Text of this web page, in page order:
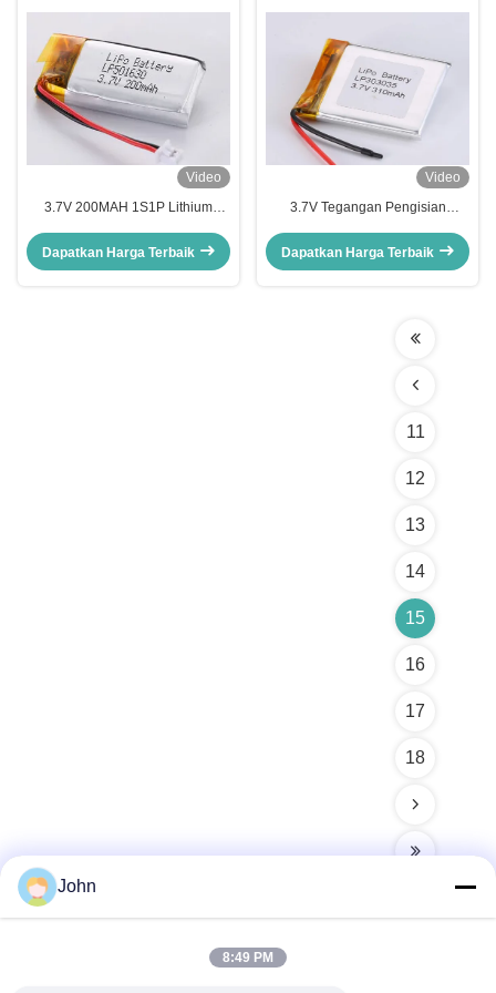
Video
3.7V 200MAH 1S1P Lithium
Model dengan Jaminan 12 Bulan
Dapatkan Harga Terbaik
Video
3.7V Tegangan Pengisian
Penghubung Pelepasan Litium
Polymer Baterai Isi Ulang untuk
Dapatkan Harga Terbaik
11
12
13
14
15
16
17
18
John
8:49 PM